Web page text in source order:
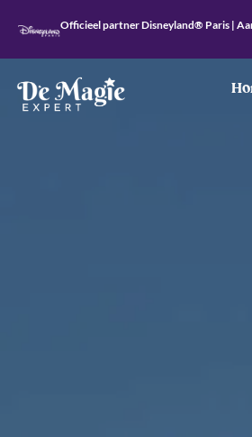
Officieel partner Disneyland® Paris |